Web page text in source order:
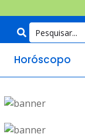
Horóscopo